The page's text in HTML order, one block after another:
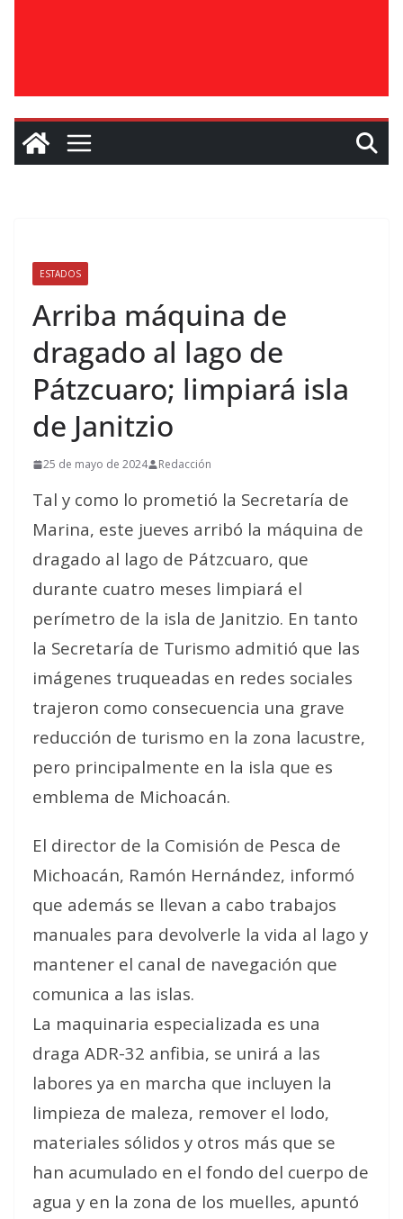
ESTADOS
Arriba máquina de
dragado al lago de
Pátzcuaro; limpiará isla
de Janitzio
25 de mayo de 2024 Redacción
Tal y como lo prometió la Secretaría de
Marina, este jueves arribó la máquina de
dragado al lago de Pátzcuaro, que
durante cuatro meses limpiará el
perímetro de la isla de Janitzio. En tanto
la Secretaría de Turismo admitió que las
imágenes truqueadas en redes sociales
trajeron como consecuencia una grave
reducción de turismo en la zona lacustre,
pero principalmente en la isla que es
emblema de Michoacán.
El director de la Comisión de Pesca de
Michoacán, Ramón Hernández, informó
que además se llevan a cabo trabajos
manuales para devolverle la vida al lago y
mantener el canal de navegación que
comunica a las islas.
La maquinaria especializada es una
draga ADR-32 anfibia, se unirá a las
labores ya en marcha que incluyen la
limpieza de maleza, remover el lodo,
materiales sólidos y otros más que se
han acumulado en el fondo del cuerpo de
agua y en la zona de los muelles, apuntó